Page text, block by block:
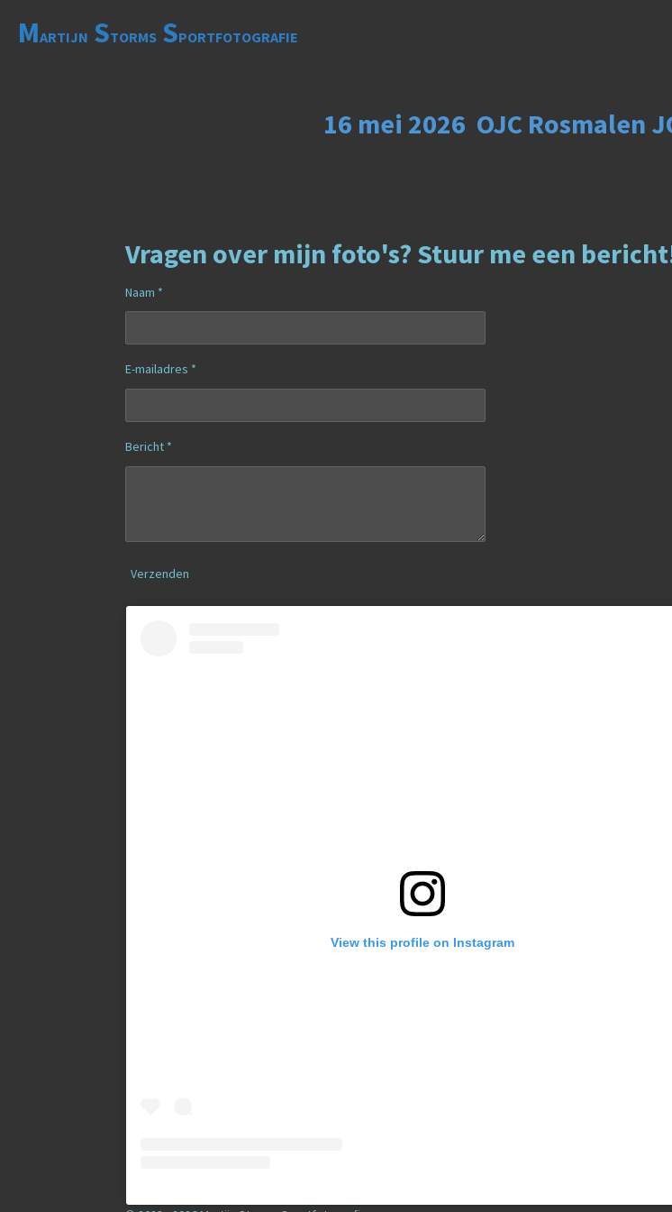
direct
MARTIJN STORMS SPORTFOTOGRAFIE
16 mei 2026 OJC Rosmalen
Vragen over mijn foto's? Stuur me een
Naam *
E-mailadres *
Bericht *
Verzenden
View this profile on Instagram